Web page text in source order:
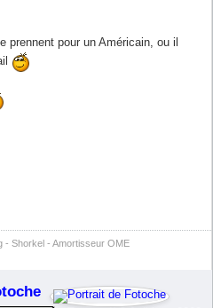
prennent pour un Américain, ou il
- Shorkel - Amortisseur OME